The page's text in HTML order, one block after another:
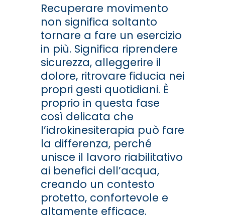
Recuperare movimento
non significa soltanto
tornare a fare un esercizio
in più. Significa riprendere
sicurezza, alleggerire il
dolore, ritrovare fiducia nei
propri gesti quotidiani. È
proprio in questa fase
così delicata che
l’idrokinesiterapia può fare
la differenza, perché
unisce il lavoro riabilitativo
ai benefici dell’acqua,
creando un contesto
protetto, confortevole e
altamente efficace.